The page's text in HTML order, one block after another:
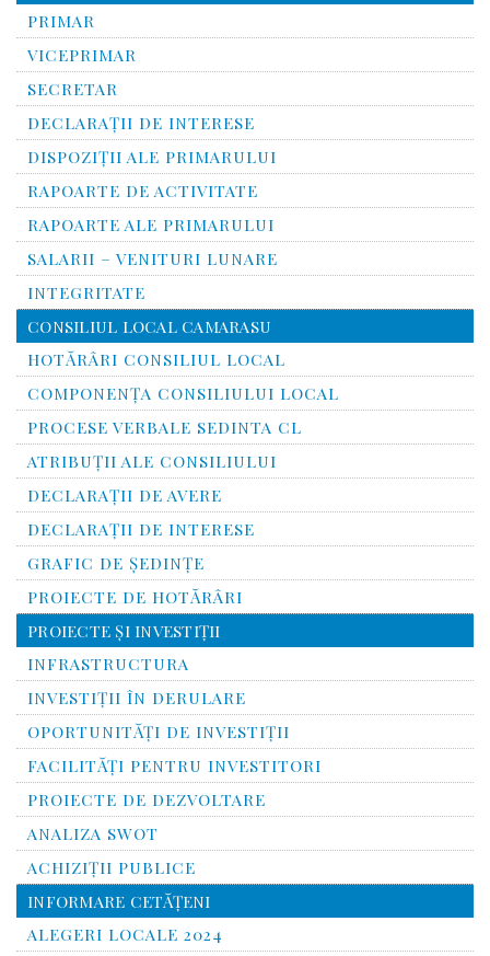
PRIMAR
VICEPRIMAR
SECRETAR
DECLARAȚII DE INTERESE
DISPOZIȚII ALE PRIMARULUI
RAPOARTE DE ACTIVITATE
RAPOARTE ALE PRIMARULUI
SALARII – VENITURI LUNARE
INTEGRITATE
CONSILIUL LOCAL CAMARASU
HOTĂRÂRI CONSILIUL LOCAL
COMPONENŢA CONSILIULUI LOCAL
PROCESE VERBALE SEDINTA CL
ATRIBUŢII ALE CONSILIULUI
DECLARAȚII DE AVERE
DECLARAŢII DE INTERESE
GRAFIC DE ŞEDINŢE
PROIECTE DE HOTĂRÂRI
PROIECTE ŞI INVESTIŢII
INFRASTRUCTURA
INVESTIŢII ÎN DERULARE
OPORTUNITĂŢI DE INVESTIŢII
FACILITĂŢI PENTRU INVESTITORI
PROIECTE DE DEZVOLTARE
ANALIZA SWOT
ACHIZIȚII PUBLICE
INFORMARE CETĂŢENI
ALEGERI LOCALE 2024